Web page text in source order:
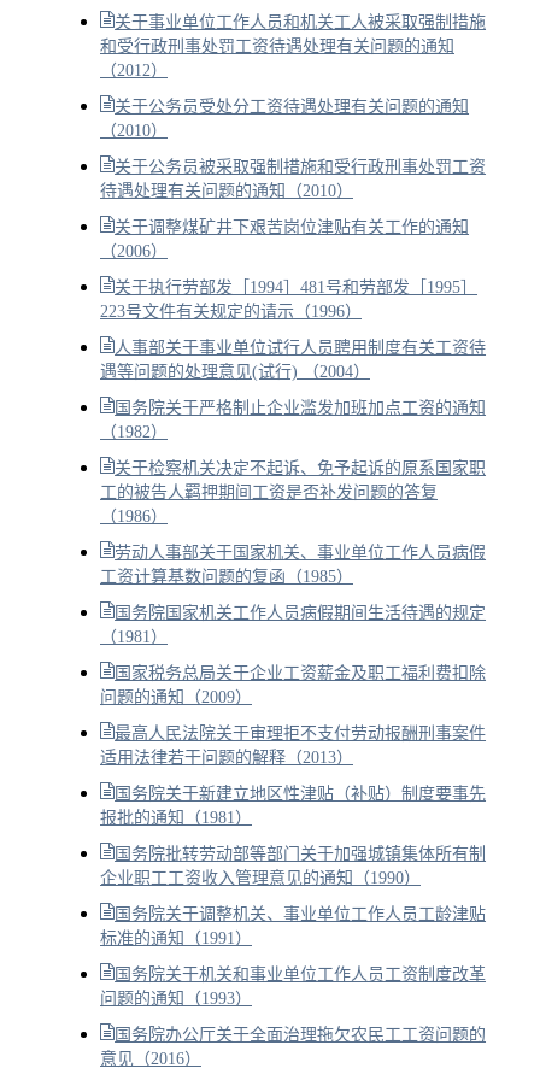
关于事业单位工作人员和机关工人被采取强制措施
和受行政刑事处罚工资待遇处理有关问题的通知
（2012）
关于公务员受处分工资待遇处理有关问题的通知
（2010）
关于公务员被采取强制措施和受行政刑事处罚工资
待遇处理有关问题的通知（2010）
关于调整煤矿井下艰苦岗位津贴有关工作的通知
（2006）
关于执行劳部发［1994］481号和劳部发［1995］
223号文件有关规定的请示（1996）
人事部关于事业单位试行人员聘用制度有关工资待
遇等问题的处理意见(试行) （2004）
国务院关于严格制止企业滥发加班加点工资的通知
（1982）
关于检察机关决定不起诉、免予起诉的原系国家职
工的被告人羁押期间工资是否补发问题的答复
（1986）
劳动人事部关于国家机关、事业单位工作人员病假
工资计算基数问题的复函（1985）
国务院国家机关工作人员病假期间生活待遇的规定
（1981）
国家税务总局关于企业工资薪金及职工福利费扣除
问题的通知（2009）
最高人民法院关于审理拒不支付劳动报酬刑事案件
适用法律若干问题的解释（2013）
国务院关于新建立地区性津贴（补贴）制度要事先
报批的通知（1981）
国务院批转劳动部等部门关于加强城镇集体所有制
企业职工工资收入管理意见的通知（1990）
国务院关于调整机关、事业单位工作人员工龄津贴
标准的通知（1991）
国务院关于机关和事业单位工作人员工资制度改革
问题的通知（1993）
国务院办公厅关于全面治理拖欠农民工工资问题的
意见（2016）